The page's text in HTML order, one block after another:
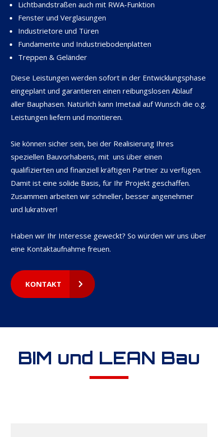
Lichtbandstraßen auch mit RWA-Funktion
Fenster und Verglasungen
Industrietore und Türen
Fundamente und Industriebodenplatten
Treppen & Geländer
Diese Leistungen werden sofort in der Entwicklungsphase
eingeplant und garantieren einen reibungslosen Ablauf
aller Bauphasen. Natürlich kann Imetaal auf Wunsch die o.g.
Leistungen liefern und montieren.
Sie können sicher sein, bei der Realisierung Ihres
speziellen Bauvorhabens, mit uns über einen
qualifizierten und finanziell kräftigen Partner zu verfügen.
Damit ist eine solide Basis, für Ihr Projekt geschaffen.
Zusammen arbeiten wir schneller, besser angenehmer
und lukrativer!
Haben wir Ihr Interesse geweckt? So würden wir uns über
eine Kontaktaufnahme freuen.
KONTAKT
BIM und LEAN Bau